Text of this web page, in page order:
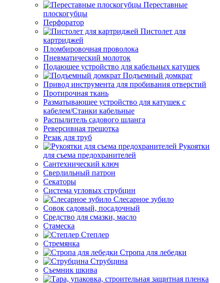
Переставные
плоскогубцы
Перфоратор
Пистолет для
картриджей
Пломбировочная проволока
Пневматический молоток
Подающее устройство для кабельных катушек
Подъемный домкрат
Привод инструмента для пробивания отверстий
Протирочная ткань
Разматывающее устройство для катушек с
кабелем/Станки кабельные
Распылитель садового шланга
Реверсивная трещотка
Резак для труб
Рукоятки
для съема предохранителей
Сантехнический ключ
Сверлильный патрон
Секаторы
Система угловых струбцин
Слесарное зубило
Совок садовый, посадочный
Средство для смазки, масло
Стамеска
Степлер
Стремянка
Стропа для лебедки
Струбцина
Съемник шкива